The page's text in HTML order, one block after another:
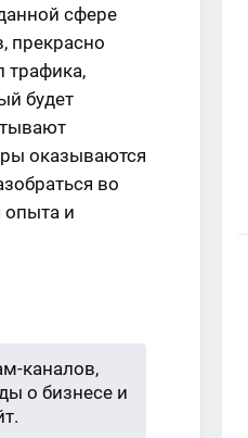
сфере
прекрасно
трафика,
будет
оказываются
во
опыта и
каналов,
о бизнесе и